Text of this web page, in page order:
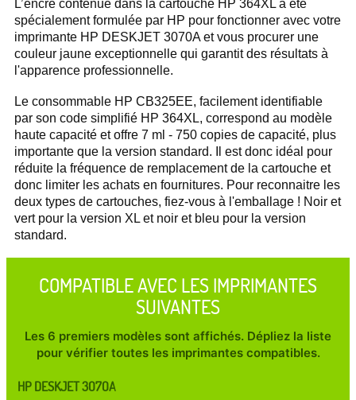
L’encre contenue dans la cartouche HP 364XL a été
spécialement formulée par HP pour fonctionner avec votre
imprimante HP DESKJET 3070A et vous procurer une
couleur jaune exceptionnelle qui garantit des résultats à
l'apparence professionnelle.
Le consommable HP CB325EE, facilement identifiable
par son code simplifié HP 364XL, correspond au modèle
haute capacité et offre 7 ml - 750 copies de capacité, plus
importante que la version standard. Il est donc idéal pour
réduite la fréquence de remplacement de la cartouche et
donc limiter les achats en fournitures. Pour reconnaitre les
deux types de cartouches, fiez-vous à l'emballage ! Noir et
vert pour la version XL et noir et bleu pour la version
standard.
COMPATIBLE AVEC LES IMPRIMANTES
SUIVANTES
Les 6 premiers modèles sont affichés. Dépliez la liste
pour vérifier toutes les imprimantes compatibles.
HP DESKJET 3070A